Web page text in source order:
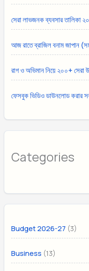
সেরা লাভজনক ব্যবসার তালিকা
আজ রাতে ব্রাজিল বনাম জাপান
রাগ ও অভিমান নিয়ে ২০০+ সেরা
ফেসবুক ভিডিও ডাউনলোড করার
Categories
Budget 2026-27 (3)
Business (13)